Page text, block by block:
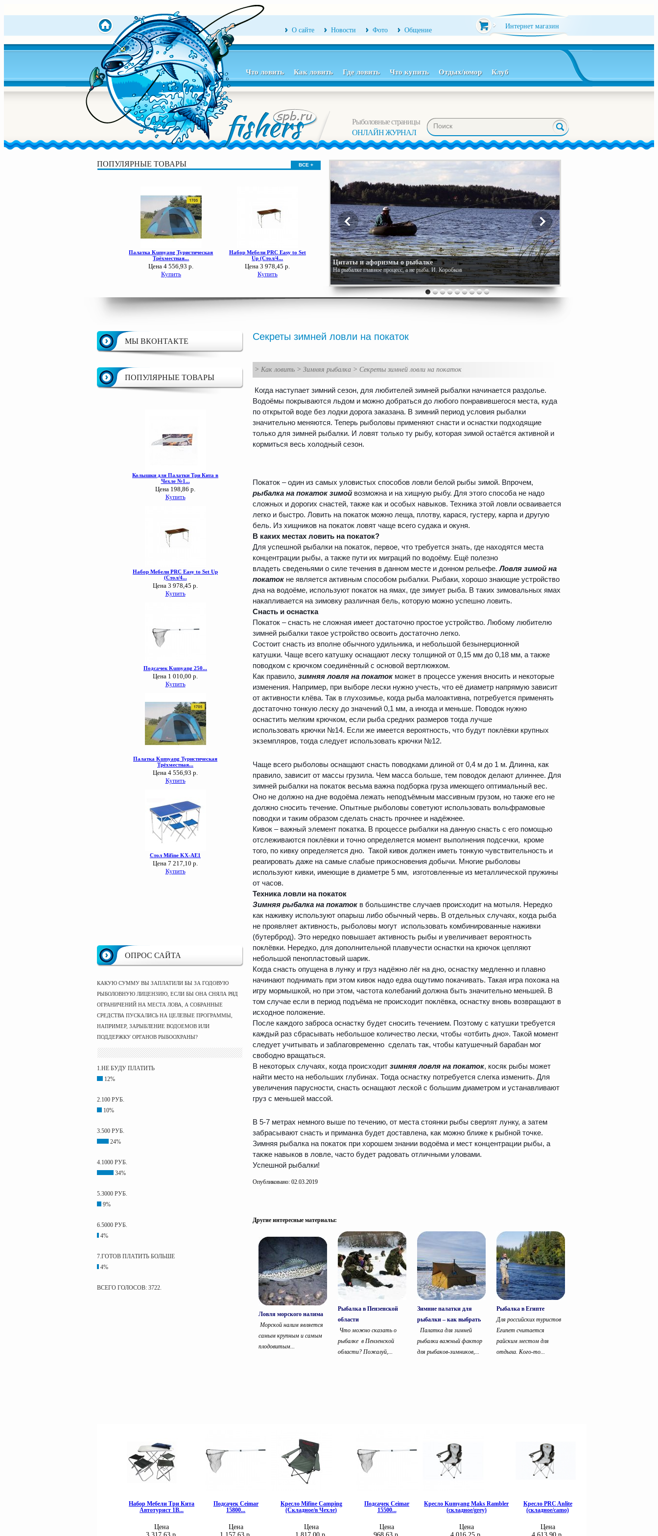
О сайте Новости Фото Общение
Интернет магазин
Что ловить Как ловить Где ловить Что купить Отдых/юмор Клуб
Рыболовные страницы
ОНЛАЙН ЖУРНАЛ
ПОПУЛЯРНЫЕ ТОВАРЫ ВСЕ +
Цитаты и афоризмы о рыбалке
На рыбалке главное процесс, а не рыба. И. Коробков
МЫ ВКОНТАКТЕ
ПОПУЛЯРНЫЕ ТОВАРЫ
ОПРОС САЙТА
КАКУЮ СУММУ ВЫ ЗАПЛАТИЛИ БЫ ЗА ГОДОВУЮ
РЫБОЛОВНУЮ ЛИЦЕНЗИЮ, ЕСЛИ БЫ ОНА СНЯЛА РЯД
ОГРАНИЧЕНИЙ НА МЕСТА ЛОВА, А СОБРАННЫЕ
СРЕДСТВА ПУСКАЛИСЬ НА ЦЕЛЕВЫЕ ПРОГРАММЫ,
НАПРИМЕР, ЗАРЫБЛЕНИЕ ВОДОЕМОВ ИЛИ
ПОДДЕРЖКУ ОРГАНОВ РЫБООХРАНЫ?
1.НЕ БУДУ ПЛАТИТЬ
12%
2.100 РУБ.
10%
3.500 РУБ.
24%
4.1000 РУБ.
34%
5.3000 РУБ.
9%
6.5000 РУБ.
4%
7.ГОТОВ ПЛАТИТЬ БОЛЬШЕ
4%
ВСЕГО ГОЛОСОВ: 3722.
Секреты зимней ловли на покаток
> Как ловить > Зимняя рыбалка > Секреты зимней ловли на покаток
Когда наступает зимний сезон, для любителей зимней рыбалки начинается раздолье.
Водоёмы покрываются льдом и можно добраться до любого понравившегося места, куда
по открытой воде без лодки дорога заказана. В зимний период условия рыбалки
значительно меняются. Теперь рыболовы применяют снасти и оснастки подходящие
только для зимней рыбалки. И ловят только ту рыбу, которая зимой остаётся активной и
кормиться весь холодный сезон.
Покаток – один из самых уловистых способов ловли белой рыбы зимой. Впрочем,
рыбалка на покаток зимой возможна и на хищную рыбу. Для этого способа не надо
сложных и дорогих снастей, также как и особых навыков. Техника этой ловли осваивается
легко и быстро. Ловить на покаток можно леща, плотву, карася, густеру, карпа и другую
бель. Из хищников на покаток ловят чаще всего судака и окуня.
В каких местах ловить на покаток?
Для успешной рыбалки на покаток, первое, что требуется знать, где находятся места
концентрации рыбы, а также пути их миграций по водоёму. Ещё полезно
владеть сведеньями о силе течения в данном месте и донном рельефе.Ловля зимой на
покаток не является активным способом рыбалки. Рыбаки, хорошо знающие устройство
дна на водоёме, используют покаток на ямах, где зимует рыба. В таких зимовальных ямах
накапливается на зимовку различная бель, которую можно успешно ловить.
Снасть и оснастка
Покаток – снасть не сложная имеет достаточно простое устройство. Любому любителю
зимней рыбалки такое устройство освоить достаточно легко.
Состоит снасть из вполне обычного удильника, и небольшой безынерционной
катушки. Чаще всего катушку оснащают леску толщиной от 0,15 мм до 0,18 мм, а также
поводком с крючком соединённый с основой вертлюжком.
Как правило, зимняя ловля на покаток может в процессе ужения вносить и некоторые
изменения. Например, при выборе лески нужно учесть, что её диаметр напрямую зависит
от активности клёва. Так в глухозимье, когда рыба малоактивна, потребуется применять
достаточно тонкую леску до значений 0,1 мм, а иногда и меньше. Поводок нужно
оснастить мелким крючком, если рыба средних размеров тогда лучше
использовать крючки №14. Если же имеется вероятность, что будут поклёвки крупных
экземпляров, тогда следует использовать крючки №12.
Чаще всего рыболовы оснащают снасть поводками длиной от 0,4 м до 1 м. Длинна, как
правило, зависит от массы грузила. Чем масса больше, тем поводок делают длиннее. Для
зимней рыбалки на покаток весьма важна подборка груза имеющего оптимальный вес.
Оно не должно на дне водоёма лежать неподъёмным массивным грузом, но также его не
должно сносить течение. Опытные рыболовы советуют использовать вольфрамовые
поводки и таким образом сделать снасть прочнее и надёжнее.
Кивок – важный элемент покатка. В процессе рыбалки на данную снасть с его помощью
отслеживаются поклёвки и точно определяется момент выполнения подсечки, кроме
того, по кивку определяется дно. Такой кивок должен иметь тонкую чувствительность и
реагировать даже на самые слабые прикосновения добычи. Многие рыболовы
используют кивки, имеющие в диаметре 5 мм, изготовленные из металлической пружины
от часов.
Техника ловли на покаток
Зимняя рыбалка на покаток в большинстве случаев происходит на мотыля. Нередко
как наживку используют опарыш либо обычный червь. В отдельных случаях, когда рыба
не проявляет активность, рыболовы могут использовать комбинированные наживки
(бутерброд). Это нередко повышает активность рыбы и увеличивает вероятность
поклёвки. Нередко, для дополнительной плавучести оснастки на крючок цепляют
небольшой пенопластовый шарик.
Когда снасть опущена в лунку и груз надёжно лёг на дно, оснастку медленно и плавно
начинают поднимать при этом кивок надо едва ощутимо покачивать. Такая игра похожа на
игру мормышкой, но при этом, частота колебаний должна быть значительно меньшей. В
том случае если в период подъёма не происходит поклёвка, оснастку вновь возвращают в
исходное положение.
После каждого заброса оснастку будет сносить течением. Поэтому с катушки требуется
каждый раз сбрасывать небольшое количество лески, чтобы «отбить дно». Такой момент
следует учитывать и заблаговременно сделать так, чтобы катушечный барабан мог
свободно вращаться.
В некоторых случаях, когда происходит зимняя ловля на покаток, косяк рыбы может
найти место на небольших глубинах. Тогда оснастку потребуется слегка изменить. Для
увеличения парусности, снасть оснащают леской с большим диаметром и устанавливают
груз с меньшей массой.
В 5-7 метрах немного выше по течению, от места стоянки рыбы сверлят лунку, а затем
забрасывают снасть и приманка будет доставлена, как можно ближе к рыбной точке.
Зимняя рыбалка на покаток при хорошем знании водоёма и мест концентрации рыбы, а
также навыков в ловле, часто будет радовать отличными уловами.
Успешной рыбалки!
Опубликовано: 02.03.2019
Другие интересные материалы:
Ловля морского налима
Морской налим является
самым крупным и самым
плодовитым...
Рыбалка в Пензенской
области
Что можно сказать о
рыбалке в Пензенской
области? Пожалуй,...
Зимние палатки для
рыбалки – как выбрать
Палатка для зимней
рыбалки важный фактор
для рыбаков-зимников,...
Рыбалка в Египте
Для российских туристов
Египет считается
райским местом для
отдыха. Кого-то...